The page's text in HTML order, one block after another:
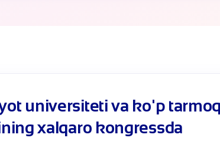
universiteti va ko'p
xalqaro kongressda